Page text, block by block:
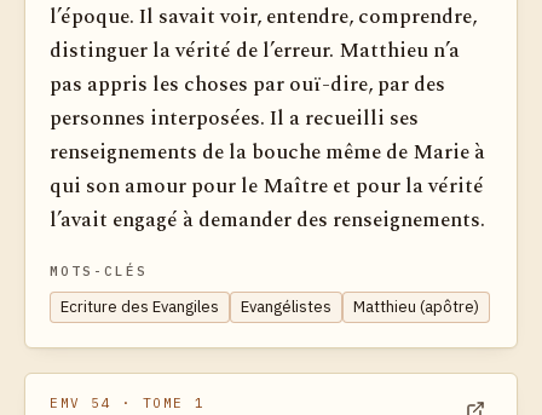
l’époque. Il savait voir, entendre, com­prendre,
distinguer la vérité de l’erreur. Matthieu n’a
pas appris les choses par ouï-dire, par des
personnes interposées. Il a recueilli ses
renseignements de la bouche même de Marie à
qui son amour pour le Maître et pour la vérité
l’avait engagé à demander des renseignements.
MOTS-CLÉS
Ecriture des Evangiles Evangélistes Matthieu (apôtre)
EMV 54 · TOME 1